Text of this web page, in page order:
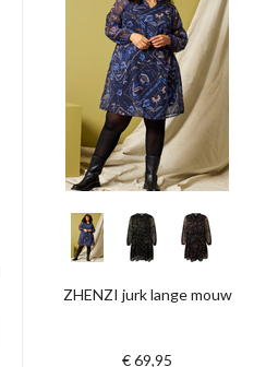
ZHENZI jurk lange mouw
€ 69,95